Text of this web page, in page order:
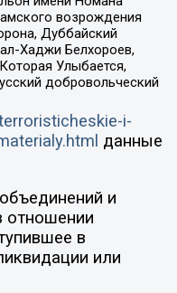
возрождения
Дуббайский
Хаджи Белхороев,
Улыбается,
добровольческий
i-
данные
и
отношении
в
или